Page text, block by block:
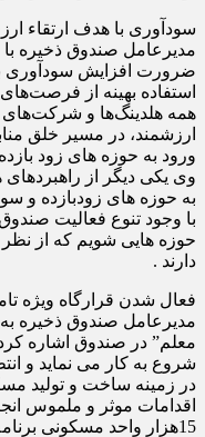
سودآوری با هدف ارتقاء
مدیرعامل صندوق ذخیره
ضرورت افزایش سودآوری
استفاده بهینه از
همه هلدینگ‌ها و شرکت‌های
ارزشمند، در مسیر خلق
ورود به حوزه های زود بازده
وی یکی دیگر از
به حوزه های زودبازده و
با وجود تنوع فعالیت
حوزه هایی شویم که از
دارند .
فعال شدن قرارگاه ویژه
مدیرعامل صندوق ذخیره
معلم” در صندوق اشاره
شروع به کار می نماید و
در زمینه ساخت و تولید
اقدامات موثر و ملموس
15هزار واحد مسکونی برنامه ریزی شده است.